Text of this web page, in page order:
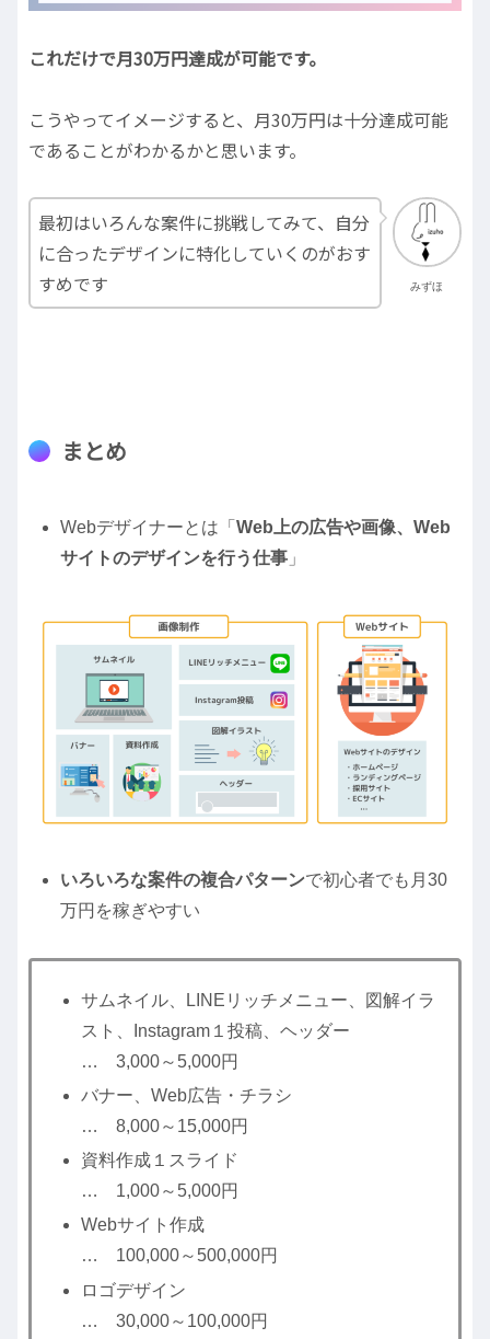
これだけで月30万円達成が可能です。
こうやってイメージすると、月30万円は十分達成可能
であることがわかるかと思います。
みずほ
最初はいろんな案件に挑戦してみて、自分
に合ったデザインに特化していくのがおす
すめです
まとめ
Webデザイナーとは「Web上の広告や画像、Web
サイトのデザインを行う仕事 」
いろいろな案件の複合パターンで初心者でも月30
万円を稼ぎやすい
サムネイル、LINEリッチメニュー、図解イラ
スト、Instagram１投稿、ヘッダー
… 3,000～5,000円
バナー、Web広告・チラシ
… 8,000～15,000円
資料作成１スライド
… 1,000～5,000円
Webサイト作成
… 100,000～500,000円
ロゴデザイン
… 30,000～100,000円